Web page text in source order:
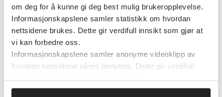
om deg for å kunne gi deg best mulig brukeropplevelse.
Informasjonskapslene samler statistikk om hvordan
nettsidene brukes. Dette gir verdifull innsikt som gjør at
vi kan forbedre oss.
Informasjonskapslene samler anonyme videoklipp av
hvordan nettsidene våres benyttes. Dette gir verdifull
Cochrane Library 2009
Detaljer
Tiltak for å behandle angst etter